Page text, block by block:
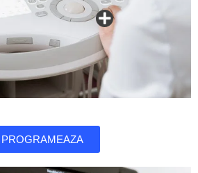
PROGRAMEAZA